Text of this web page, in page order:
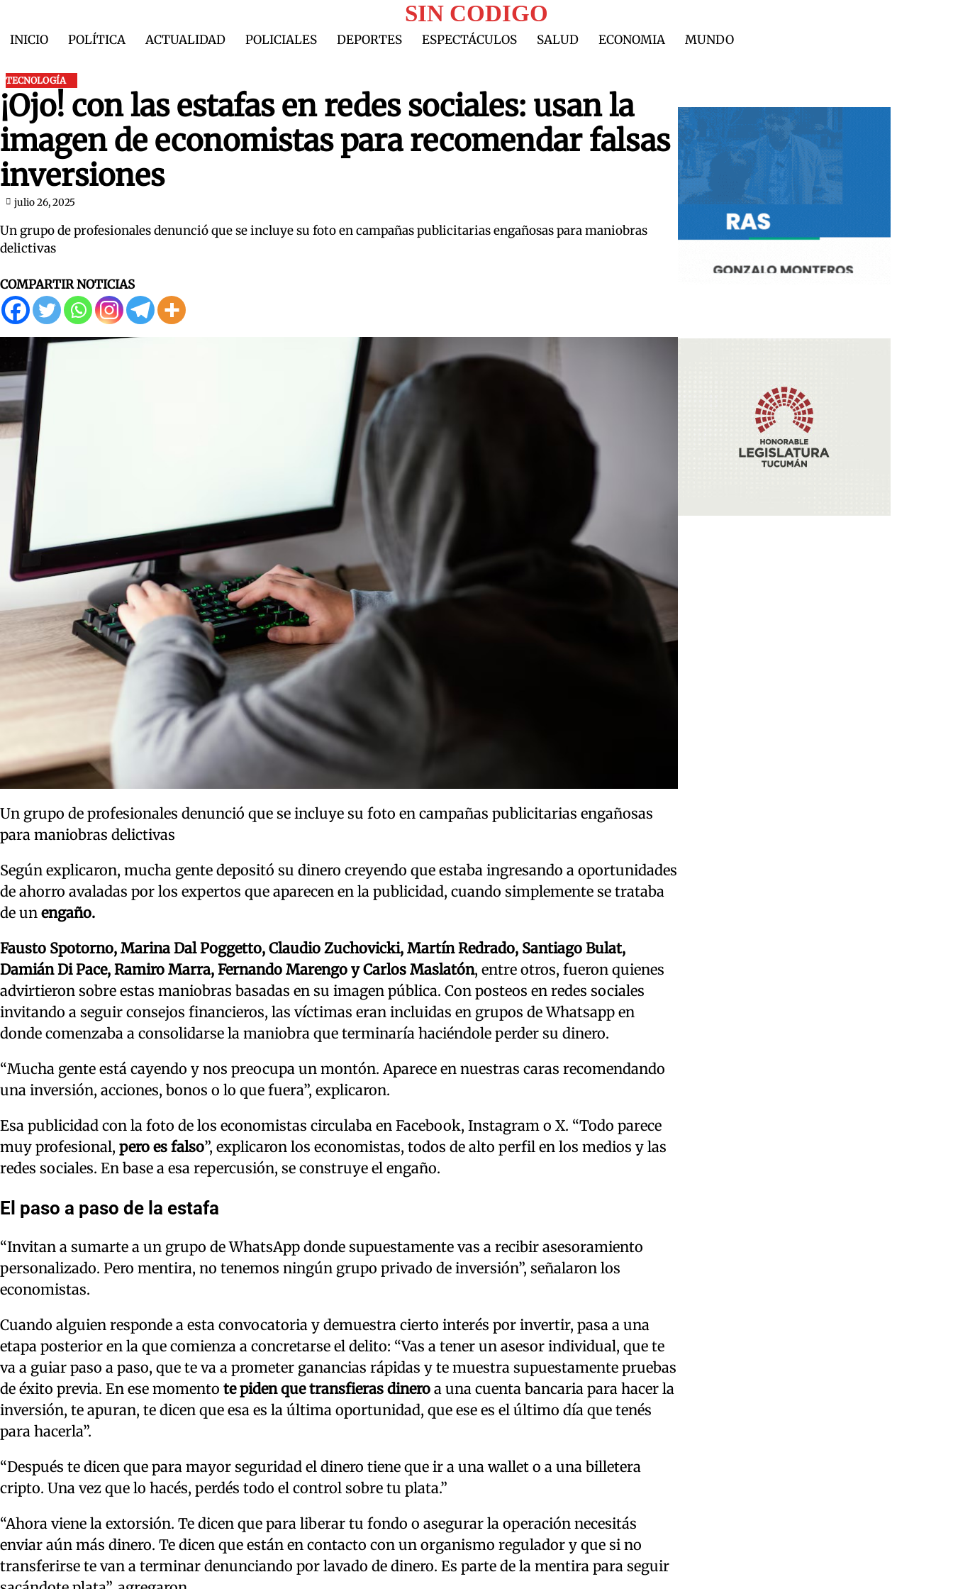
content
SIN CODIGO
INICIO POLÍTICA ACTUALIDAD POLICIALES DEPORTES ESPECTÁCULOS SALUD ECONOMIA MUNDO
TECNOLOGÍA
¡Ojo! con las estafas en redes sociales: usan la
imagen de economistas para recomendar falsas
inversiones
julio 26, 2025
Un grupo de profesionales denunció que se incluye su foto en campañas publicitarias engañosas para maniobras
delictivas
COMPARTIR NOTICIAS
Un grupo de profesionales denunció que se incluye su foto en campañas publicitarias engañosas
para maniobras delictivas
Según explicaron, mucha gente depositó su dinero creyendo que estaba ingresando a oportunidades
de ahorro avaladas por los expertos que aparecen en la publicidad, cuando simplemente se trataba
de un engaño.
Fausto Spotorno, Marina Dal Poggetto, Claudio Zuchovicki, Martín Redrado, Santiago Bulat,
Damián Di Pace, Ramiro Marra, Fernando Marengo y Carlos Maslatón, entre otros, fueron quienes
advirtieron sobre estas maniobras basadas en su imagen pública. Con posteos en redes sociales
invitando a seguir consejos financieros, las víctimas eran incluidas en grupos de Whatsapp en
donde comenzaba a consolidarse la maniobra que terminaría haciéndole perder su dinero.
“Mucha gente está cayendo y nos preocupa un montón. Aparece en nuestras caras recomendando
una inversión, acciones, bonos o lo que fuera”, explicaron.
Esa publicidad con la foto de los economistas circulaba en Facebook, Instagram o X. “Todo parece
muy profesional, pero es falso”, explicaron los economistas, todos de alto perfil en los medios y las
redes sociales. En base a esa repercusión, se construye el engaño.
El paso a paso de la estafa
“Invitan a sumarte a un grupo de WhatsApp donde supuestamente vas a recibir asesoramiento
personalizado. Pero mentira, no tenemos ningún grupo privado de inversión”, señalaron los
economistas.
Cuando alguien responde a esta convocatoria y demuestra cierto interés por invertir, pasa a una
etapa posterior en la que comienza a concretarse el delito: “Vas a tener un asesor individual, que te
va a guiar paso a paso, que te va a prometer ganancias rápidas y te muestra supuestamente pruebas
de éxito previa. En ese momento te piden que transfieras dinero a una cuenta bancaria para hacer la
inversión, te apuran, te dicen que esa es la última oportunidad, que ese es el último día que tenés
para hacerla”.
“Después te dicen que para mayor seguridad el dinero tiene que ir a una wallet o a una billetera
cripto. Una vez que lo hacés, perdés todo el control sobre tu plata.”
“Ahora viene la extorsión. Te dicen que para liberar tu fondo o asegurar la operación necesitás
enviar aún más dinero. Te dicen que están en contacto con un organismo regulador y que si no
transferirse te van a terminar denunciando por lavado de dinero. Es parte de la mentira para seguir